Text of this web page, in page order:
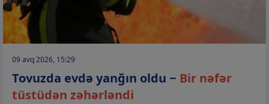
09 avq 2026, 15:29
Tovuzda evdə yanğın oldu − Bir nəfər
tüstüdən zəhərləndi